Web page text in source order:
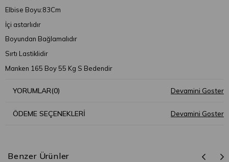
Elbise Boyu:83Cm
İçi astarlıdır
Boyundan Bağlamalıdır
Sırtı Lastiklidir
Manken 165 Boy 55 Kg S Bedendir
YORUMLAR(0)
ÖDEME SEÇENEKLERI
Benzer Ürünler